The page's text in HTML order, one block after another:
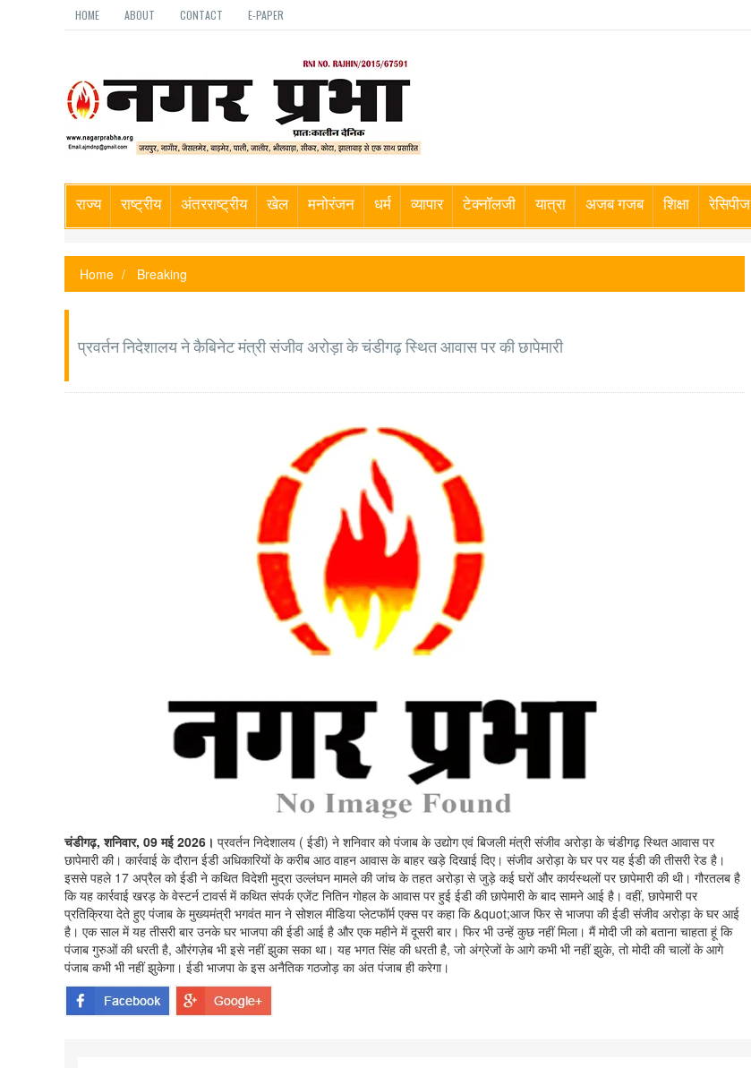
HOME ABOUT CONTACT E-PAPER
राज्य राष्ट्रीय अंतरराष्ट्रीय खेल मनोरंजन धर्म व्यापार टेक्नॉलजी यात्रा अजब गजब शिक्षा रेसिपीज
Home Breaking
प्रवर्तन निदेशालय ने कैबिनेट मंत्री संजीव अरोड़ा के चंडीगढ़ स्थित आवास पर की छापेमारी
चंडीगढ़, शनिवार, 09 मई 2026। प्रवर्तन निदेशालय ( ईडी) ने शनिवार को पंजाब के उद्योग एवं बिजली मंत्री संजीव अरोड़ा के चंडीगढ़ स्थित आवास पर
छापेमारी की। कार्रवाई के दौरान ईडी अधिकारियों के करीब आठ वाहन आवास के बाहर खड़े दिखाई दिए। संजीव अरोड़ा के घर पर यह ईडी की तीसरी रेड है।
इससे पहले 17 अप्रैल को ईडी ने कथित विदेशी मुद्रा उल्लंघन मामले की जांच के तहत अरोड़ा से जुड़े कई घरों और कार्यस्थलों पर छापेमारी की थी। गौरतलब है
कि यह कार्रवाई खरड़ के वेस्टर्न टावर्स में कथित संपर्क एजेंट नितिन गोहल के आवास पर हुई ईडी की छापेमारी के बाद सामने आई है। वहीं, छापेमारी पर
प्रतिक्रिया देते हुए पंजाब के मुख्यमंत्री भगवंत मान ने सोशल मीडिया प्लेटफॉर्म एक्स पर कहा कि &quot;आज फिर से भाजपा की ईडी संजीव अरोड़ा के घर आई
है। एक साल में यह तीसरी बार उनके घर भाजपा की ईडी आई है और एक महीने में दूसरी बार। फिर भी उन्हें कुछ नहीं मिला। मैं मोदी जी को बताना चाहता हूं कि
पंजाब गुरुओं की धरती है, औरंगज़ेब भी इसे नहीं झुका सका था। यह भगत सिंह की धरती है, जो अंग्रेजों के आगे कभी भी नहीं झुके, तो मोदी की चालों के आगे
पंजाब कभी भी नहीं झुकेगा। ईडी भाजपा के इस अनैतिक गठजोड़ का अंत पंजाब ही करेगा।